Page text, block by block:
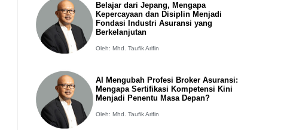
Belajar dari Jepang, Mengapa
Kepercayaan dan Disiplin Menjadi
Fondasi Industri Asuransi yang
Berkelanjutan
Oleh: Mhd. Taufik Arifin
AI Mengubah Profesi Broker Asuransi:
Mengapa Sertifikasi Kompetensi Kini
Menjadi Penentu Masa Depan?
Oleh: Mhd. Taufik Arifin